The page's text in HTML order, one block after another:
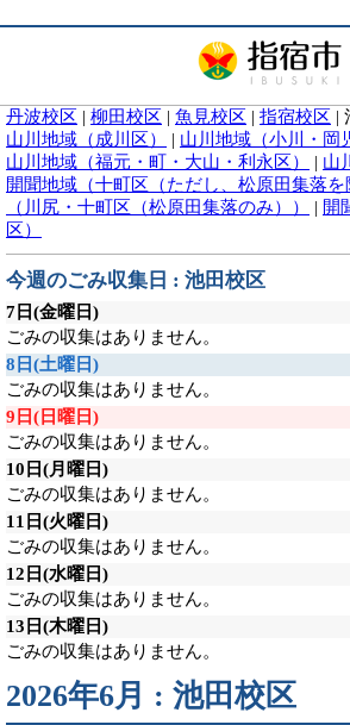
丹波校区 | 柳田校区 | 魚見校区 | 指宿校区 |
山川地域（成川区）
| 山川地域（小川・岡
山川地域（福元・町・大山・利永区）
| 山
開聞地域（十町区（ただし、松原田集落を
（川尻・十町区（松原田集落のみ））
| 開
区）
今週のごみ収集日 : 池田校区
7日(金曜日)
ごみの収集はありません。
8日(土曜日)
ごみの収集はありません。
9日(日曜日)
ごみの収集はありません。
10日(月曜日)
ごみの収集はありません。
11日(火曜日)
ごみの収集はありません。
12日(水曜日)
ごみの収集はありません。
13日(木曜日)
ごみの収集はありません。
2026年6月 : 池田校区